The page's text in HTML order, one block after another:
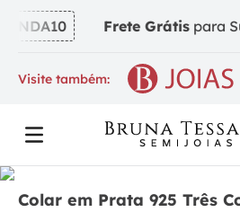
Frete Grátispara
Visite também:
Colar em Prata 925 Três